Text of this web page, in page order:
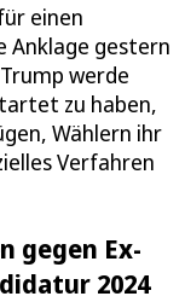
einen
Anklage gestern
werde
zu haben,
Wählern ihr
Verfahren
gegen Ex-
2024